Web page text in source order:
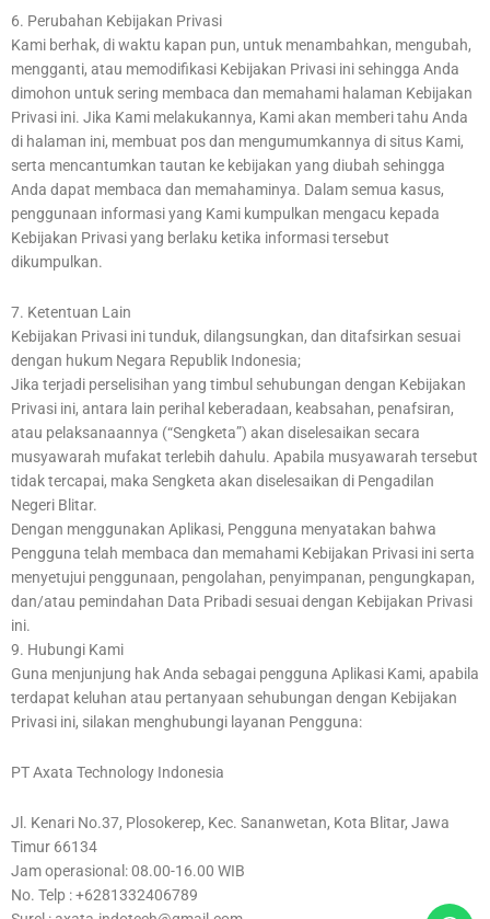
6. Perubahan Kebijakan Privasi
Kami berhak, di waktu kapan pun, untuk menambahkan, mengubah,
mengganti, atau memodifikasi Kebijakan Privasi ini sehingga Anda
dimohon untuk sering membaca dan memahami halaman Kebijakan
Privasi ini. Jika Kami melakukannya, Kami akan memberi tahu Anda
di halaman ini, membuat pos dan mengumumkannya di situs Kami,
serta mencantumkan tautan ke kebijakan yang diubah sehingga
Anda dapat membaca dan memahaminya. Dalam semua kasus,
penggunaan informasi yang Kami kumpulkan mengacu kepada
Kebijakan Privasi yang berlaku ketika informasi tersebut
dikumpulkan.
7. Ketentuan Lain
Kebijakan Privasi ini tunduk, dilangsungkan, dan ditafsirkan sesuai
dengan hukum Negara Republik Indonesia;
Jika terjadi perselisihan yang timbul sehubungan dengan Kebijakan
Privasi ini, antara lain perihal keberadaan, keabsahan, penafsiran,
atau pelaksanaannya (“Sengketa”) akan diselesaikan secara
musyawarah mufakat terlebih dahulu. Apabila musyawarah tersebut
tidak tercapai, maka Sengketa akan diselesaikan di Pengadilan
Negeri Blitar.
Dengan menggunakan Aplikasi, Pengguna menyatakan bahwa
Pengguna telah membaca dan memahami Kebijakan Privasi ini serta
menyetujui penggunaan, pengolahan, penyimpanan, pengungkapan,
dan/atau pemindahan Data Pribadi sesuai dengan Kebijakan Privasi
ini.
9. Hubungi Kami
Guna menjunjung hak Anda sebagai pengguna Aplikasi Kami, apabila
terdapat keluhan atau pertanyaan sehubungan dengan Kebijakan
Privasi ini, silakan menghubungi layanan Pengguna:
PT Axata Technology Indonesia
Jl. Kenari No.37, Plosokerep, Kec. Sananwetan, Kota Blitar, Jawa
Timur 66134
Jam operasional: 08.00-16.00 WIB
No. Telp : +6281332406789